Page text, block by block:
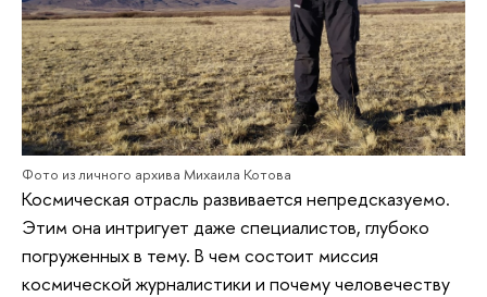
Фото из личного архива Михаила Котова
Космическая отрасль развивается непредсказуемо.
Этим она интригует даже специалистов, глубоко
погруженных в тему. В чем состоит миссия
космической журналистики и почему человечеству